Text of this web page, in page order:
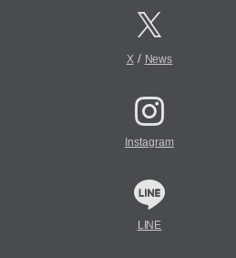
X/ News
Instagram
LINE